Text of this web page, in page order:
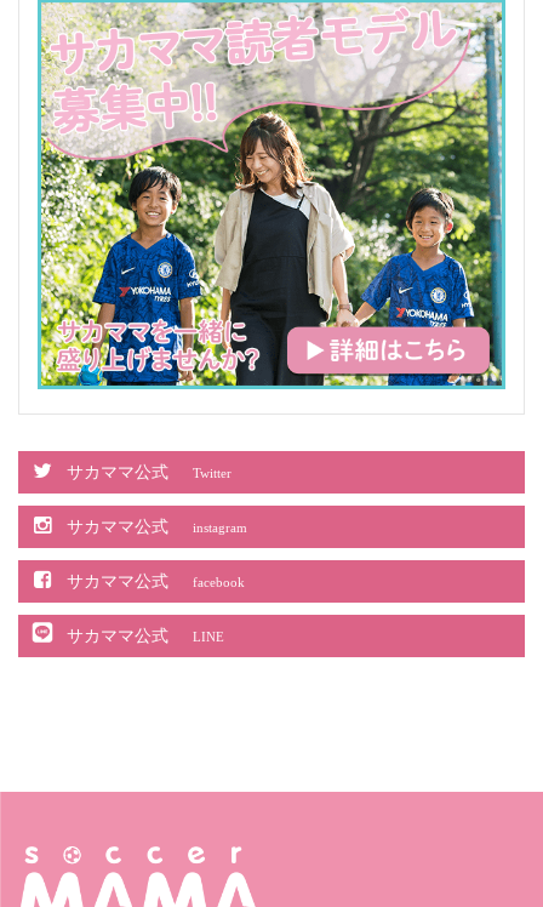
サカママ公式 Twitter
サカママ公式 instagram
サカママ公式 facebook
サカママ公式 LINE